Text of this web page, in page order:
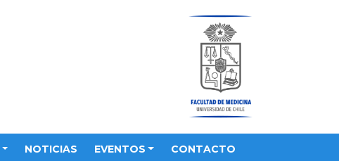
NOTICIAS EVENTOS CONTACTO